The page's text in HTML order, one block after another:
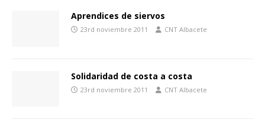
Aprendices de siervos
23rd noviembre 2011 CNT Albacete
Solidaridad de costa a costa
23rd noviembre 2011 CNT Albacete